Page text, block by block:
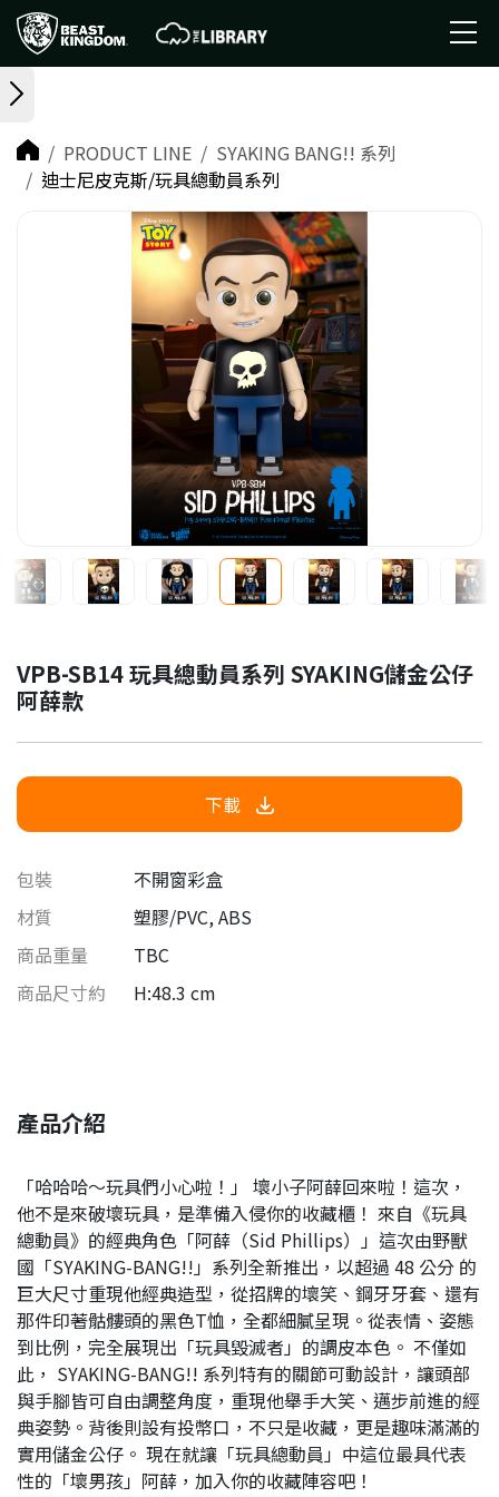
PRODUCT LINE
SYAKING BANG!! 系列
迪士尼皮克斯/玩具總動員系列
VPB-SB14 玩具總動員系列 SYAKING儲金公仔
阿薛款
下載
包裝
不開窗彩盒
材質
塑膠/PVC, ABS
商品重量
TBC
商品尺寸約
H:48.3 cm
產品介紹
「哈哈哈～玩具們小心啦！」 壞小子阿薛回來啦！這次，
他不是來破壞玩具，是準備入侵你的收藏櫃！ 來自《玩具
總動員》的經典角色「阿薛（Sid Phillips）」這次由野獸
國「SYAKING-BANG!!」系列全新推出，以超過 48 公分 的
巨大尺寸重現他經典造型，從招牌的壞笑、鋼牙牙套、還有
那件印著骷髏頭的黑色T恤，全都細膩呈現。從表情、姿態
到比例，完全展現出「玩具毀滅者」的調皮本色。 不僅如
此， SYAKING-BANG!! 系列特有的關節可動設計，讓頭部
與手腳皆可自由調整角度，重現他舉手大笑、邁步前進的經
典姿勢。背後則設有投幣口，不只是收藏，更是趣味滿滿的
實用儲金公仔。 現在就讓「玩具總動員」中這位最具代表
性的「壞男孩」阿薛，加入你的收藏陣容吧！